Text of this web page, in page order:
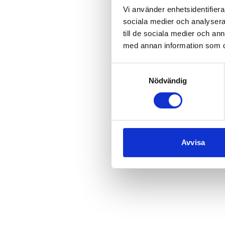
Vi använder
sociala medier och
till de sociala medier och
med annan information som
Nödvändig
Avvisa
Application